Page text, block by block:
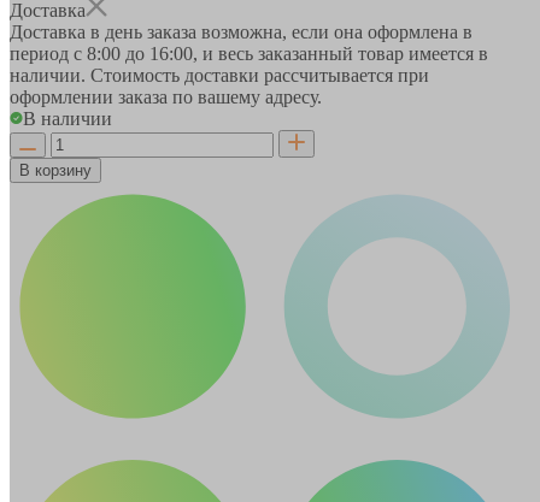
Доставка
Доставка в день заказа возможна, если она оформлена в
период с 8:00 до 16:00, и весь заказанный товар имеется в
наличии. Стоимость доставки рассчитывается при
оформлении заказа по вашему адресу.
В наличии
В корзину